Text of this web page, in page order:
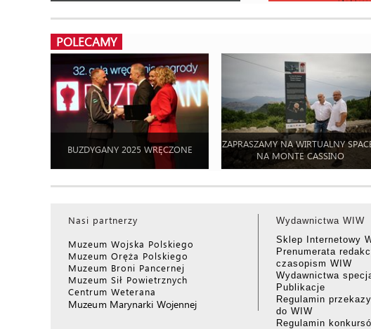
POLECAMY
BUZDYGANY 2025 WRĘCZONE
ZAPRASZAMY NA WIRTUALNY
NA MONTE CASSINO
Nasi partnerzy
Muzeum Wojska Polskiego
Muzeum Oręża Polskiego
Muzeum Broni Pancernej
Muzeum Sił Powietrznych
Centrum Weterana
Muzeum Marynarki Wojennej
Wydawnictwa WIW
Sklep Internetowy
Prenumerata
czasopism WIW
Wydawnictwa
Publikacje
Regulamin
do WIW
Regulamin